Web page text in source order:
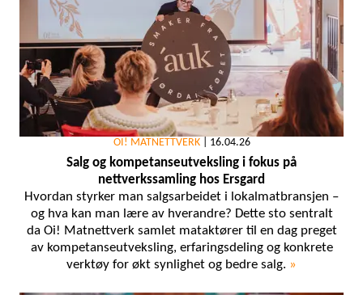
OI! MATNETTVERK| 16.04.26
Salg og kompetanseutveksling i fokus på
nettverkssamling hos Ersgard
Hvordan styrker man salgsarbeidet i lokalmatbransjen –
og hva kan man lære av hverandre? Dette sto sentralt
da Oi! Matnettverk samlet mataktører til en dag preget
av kompetanseutveksling, erfaringsdeling og konkrete
verktøy for økt synlighet og bedre salg. »